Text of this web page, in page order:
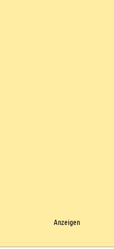
Anzeigen